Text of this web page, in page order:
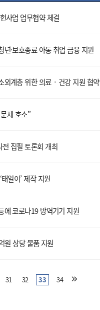
사업 업무협약 체결
·보호종료 아동 취업 금융 지원
외계층 위한 의료‧건강 지원 협약
제 호소”
집필 토론회 개최
일이’ 제작 지원
에 코로나19 방역기기 지원
원 상당 물품 지원
31 32 33 34